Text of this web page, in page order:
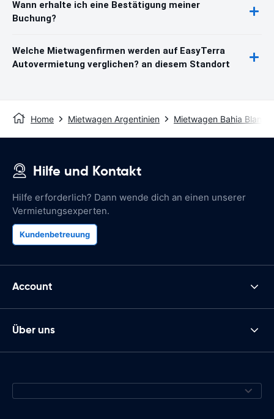
Wann erhalte ich eine Bestätigung meiner
Buchung?
Welche Mietwagenfirmen werden auf EasyTerra
Autovermietung verglichen? an diesem Standort
Home Mietwagen Argentinien Mietwagen Bahia Blanca
Hilfe und Kontakt
Hilfe erforderlich? Dann wende dich an einen unserer
Vermietungsexperten.
Kundenbetreuung
Account
Über uns